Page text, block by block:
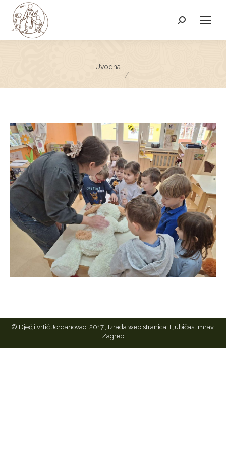
Search:
Uvodna
© Dječji vrtić Jordanovac, 2017., Izrada web stranica: Ljubičast mrav,
Zagreb